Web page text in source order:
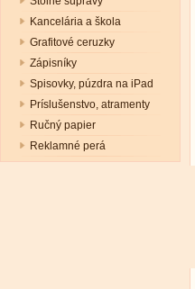
Kancelária a škola
Grafitové ceruzky
Zápisníky
Spisovky, púzdra na iPad
Príslušenstvo, atramenty
Ručný papier
Reklamné perá